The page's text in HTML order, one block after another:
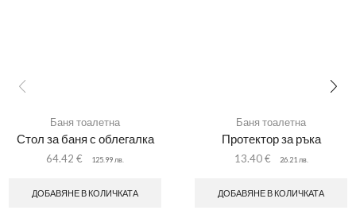
Баня тоалетна
Стол за баня с облегалка
64.42 € 125.99 лв.
ДОБАВЯНЕ В КОЛИЧКАТА
Баня тоалетна
Протектор за ръка
13.40€ 26.21 лв.
ДОБАВЯНЕ В КОЛИЧКАТА